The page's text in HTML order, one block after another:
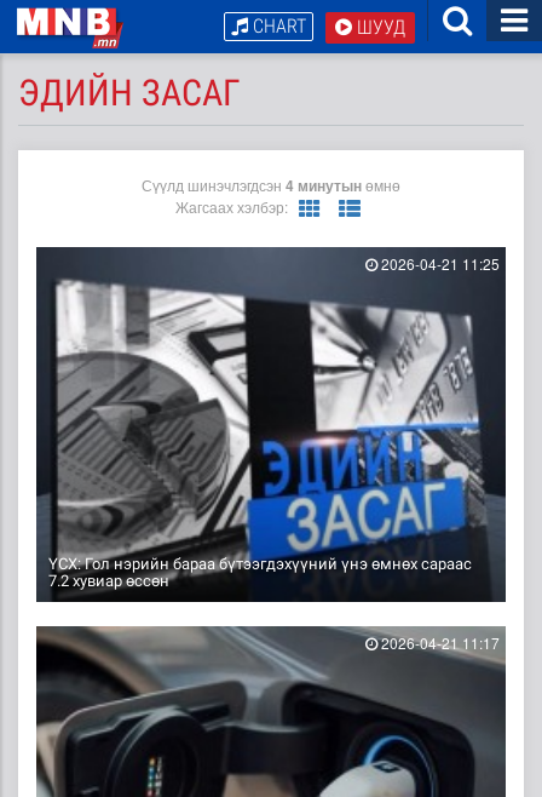
ШУУД
CHART
ЭДИЙН ЗАСАГ
Сүүлд шинэчлэгдсэн 4 минутынөмнө
Жагсаах хэлбэр:
ҮСХ: Гол нэрийн бараа бүтээгдэхүүний үнэ өмнөх сараас
7.2 хувиар өссөн
2026-04-21 11:25
2026-04-21 11:17